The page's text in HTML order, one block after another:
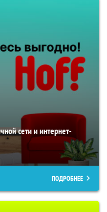
сети и интернет-
ПОДРОБНЕЕ